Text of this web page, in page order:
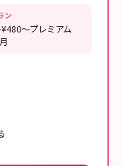
ン
〜プレミアム